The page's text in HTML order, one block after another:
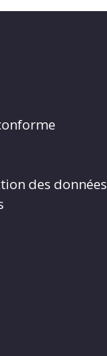
des données